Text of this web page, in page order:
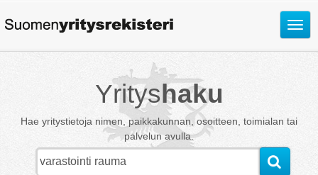
Avaa
Yrityshaku
Hae yritystietoja nimen, paikkakunnan, osoitteen, toimialan tai
palvelun avulla.